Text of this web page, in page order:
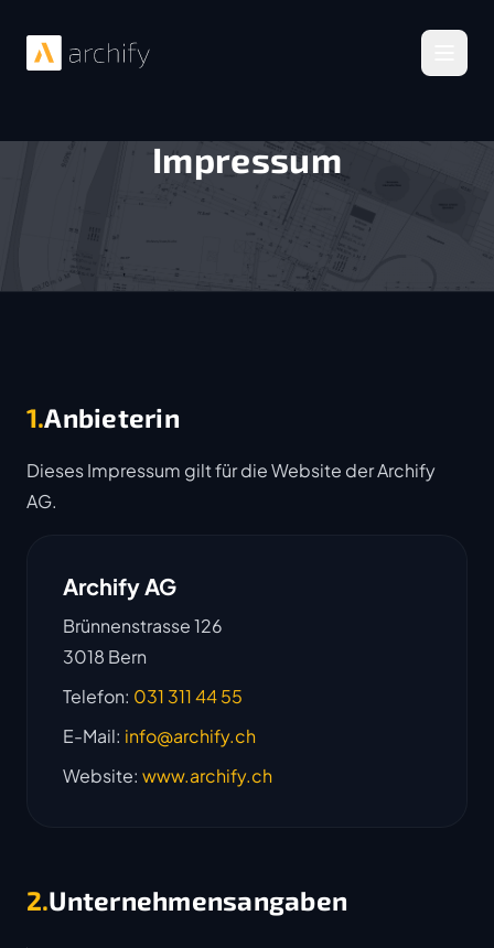
Impressum
1.Anbieterin
Dieses Impressum gilt für die Website der Archify
AG.
Archify AG
Brünnenstrasse 126
3018 Bern
Telefon: 031 311 44 55
E-Mail: info@archify.ch
Website: www.archify.ch
2.Unternehmensangaben